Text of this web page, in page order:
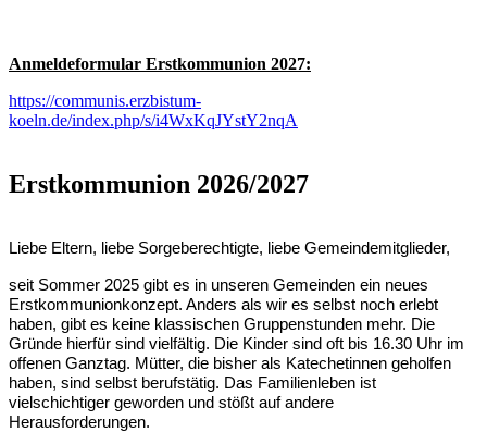
Anmeldeformular Erstkommunion 2027:
https://communis.erzbistum-
koeln.de/index.php/s/i4WxKqJYstY2nqA
Erstkommunion 2026/2027
Liebe Eltern, liebe Sorgeberechtigte, liebe Gemeindemitglieder,
seit Sommer 2025 gibt es in unseren Gemeinden ein neues
Erstkommunionkonzept. Anders als wir es selbst noch erlebt
haben, gibt es keine klassischen Gruppenstunden mehr. Die
Gründe hierfür sind vielfältig. Die Kinder sind oft bis 16.30 Uhr im
offenen Ganztag. Mütter, die bisher als Katechetinnen geholfen
haben, sind selbst berufstätig. Das Familienleben ist
vielschichtiger geworden und stößt auf andere
Herausforderungen.